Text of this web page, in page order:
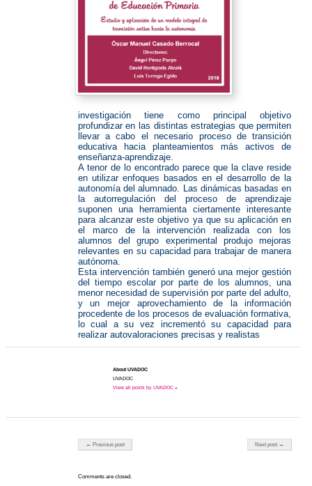
investigación tiene como principal objetivo
profundizar en las distintas estrategias que permiten
llevar a cabo el necesario proceso de transición
educativa hacia planteamientos más activos de
enseñanza-aprendizaje.
A tenor de lo encontrado parece que la clave reside
en utilizar enfoques basados en el desarrollo de la
autonomía del alumnado. Las dinámicas basadas en
la autorregulación del proceso de aprendizaje
suponen una herramienta ciertamente interesante
para alcanzar este objetivo ya que su aplicación en
el marco de la intervención realizada con los
alumnos del grupo experimental produjo mejoras
relevantes en su capacidad para trabajar de manera
autónoma.
Esta intervención también generó una mejor gestión
del tiempo escolar por parte de los alumnos, una
menor necesidad de supervisión por parte del adulto,
y un mejor aprovechamiento de la información
procedente de los procesos de evaluación formativa,
lo cual a su vez incrementó su capacidad para
realizar autovaloraciones precisas y realistas
About UVADOC
UVADOC
View all posts by UVADOC »
Post navigation
← Previous post Next post →
Comments are closed.